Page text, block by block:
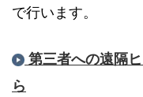
で行います。
第三者への遠隔
ら